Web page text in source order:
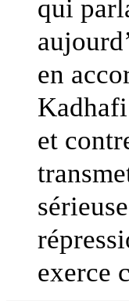
qui
en
et
exerce